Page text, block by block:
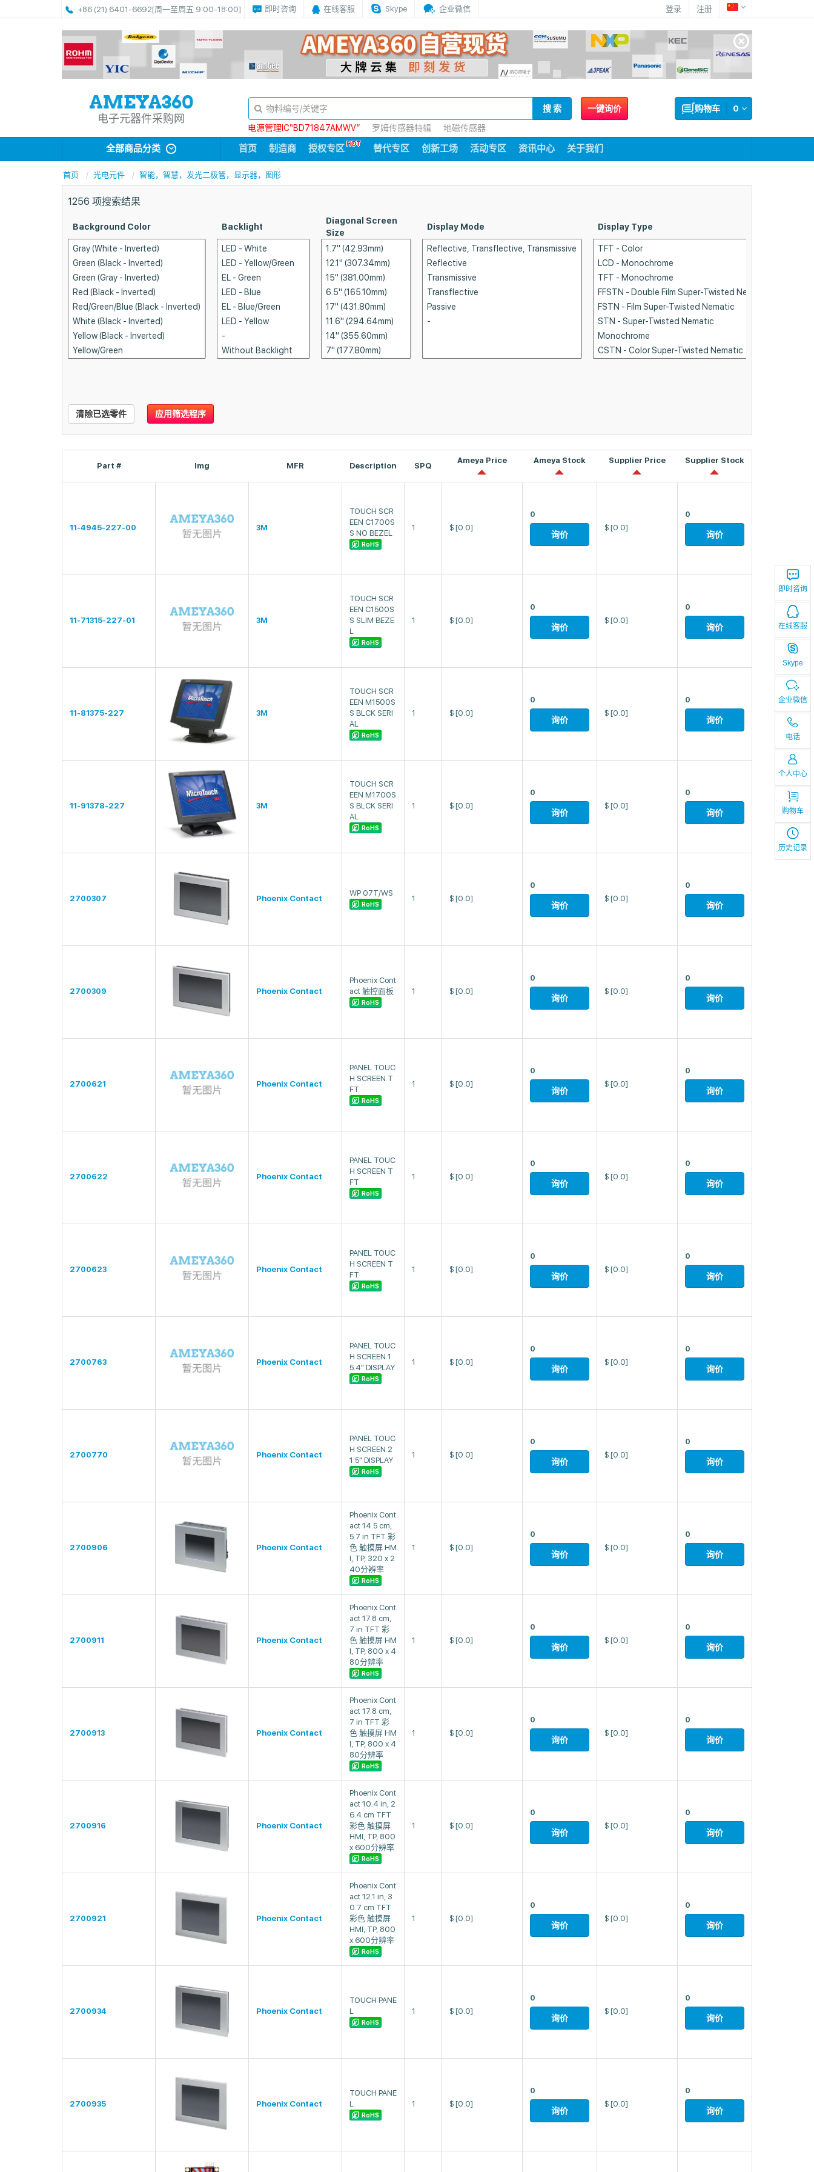
+86 (21) 6401-6692[周一至周五 9:00-18:00] 即时咨询 在线客服 Skype 企业微信 登录 注册
即时咨询
在线客服
Skype
企业微信
电话
个人中心
购物车
历史记录
电子元器件采购网
一键询价 0
购物车
搜 索
电源管理IC“BD71847AMWV”
罗姆传感器特辑 地磁传感器
全部商品分类 首页 制造商 授权专区 替代专区 创新工场 活动专区 资讯中心 关于我们
首页 光电元件 智能，智慧，发光二极管，显示器，图形
1256 项搜索结果
Background Color Backlight
Diagonal Screen
Size
Display Mode Display Type
清除已选零件 应用筛选程序
Part # Img MFR Description SPQ
Ameya Price Ameya Stock Supplier Price Supplier Stock
11-4945-227-00 3M
TOUCH SCR
EEN C1700S
S NO BEZEL
RoHS
1 $ [0.0]
0
询价
$ [0.0]
0
询价
11-71315-227-01 3M
TOUCH SCR
EEN C1500S
S SLIM BEZE
L
RoHS
1 $ [0.0]
0
询价
$ [0.0]
0
询价
11-81375-227 3M
TOUCH SCR
EEN M1500S
S BLCK SERI
AL
RoHS
1 $ [0.0]
0
询价
$ [0.0]
0
询价
11-91378-227 3M
TOUCH SCR
EEN M1700S
S BLCK SERI
AL
RoHS
1 $ [0.0]
0
询价
$ [0.0]
0
询价
2700307 Phoenix Contact
WP 07T/WS
RoHS
1 $ [0.0]
0
询价
$ [0.0]
0
询价
2700309 Phoenix Contact
Phoenix Cont
act 触控面板
RoHS
1 $ [0.0]
0
询价
$ [0.0]
0
询价
2700621 Phoenix Contact
PANEL TOUC
H SCREEN T
FT
RoHS
1 $ [0.0]
0
询价
$ [0.0]
0
询价
2700622 Phoenix Contact
PANEL TOUC
H SCREEN T
FT
RoHS
1 $ [0.0]
0
询价
$ [0.0]
0
询价
2700623 Phoenix Contact
PANEL TOUC
H SCREEN T
FT
RoHS
1 $ [0.0]
0
询价
$ [0.0]
0
询价
2700763 Phoenix Contact
PANEL TOUC
H SCREEN 1
5.4" DISPLAY
RoHS
1 $ [0.0]
0
询价
$ [0.0]
0
询价
2700770 Phoenix Contact
PANEL TOUC
H SCREEN 2
1.5" DISPLAY
RoHS
1 $ [0.0]
0
询价
$ [0.0]
0
询价
2700906 Phoenix Contact
Phoenix Cont
act 14.5 cm,
5.7 in TFT 彩
色 触摸屏 HM
I, TP, 320 x 2
40分辨率
RoHS
1 $ [0.0]
0
询价
$ [0.0]
0
询价
2700911 Phoenix Contact
Phoenix Cont
act 17.8 cm,
7 in TFT 彩
色 触摸屏 HM
I, TP, 800 x 4
80分辨率
RoHS
1 $ [0.0]
0
询价
$ [0.0]
0
询价
2700913 Phoenix Contact
Phoenix Cont
act 17.8 cm,
7 in TFT 彩
色 触摸屏 HM
I, TP, 800 x 4
80分辨率
RoHS
1 $ [0.0]
0
询价
$ [0.0]
0
询价
2700916 Phoenix Contact
Phoenix Cont
act 10.4 in, 2
6.4 cm TFT
彩色 触摸屏
HMI, TP, 800
x 600分辨率
RoHS
1 $ [0.0]
0
询价
$ [0.0]
0
询价
2700921 Phoenix Contact
Phoenix Cont
act 12.1 in, 3
0.7 cm TFT
彩色 触摸屏
HMI, TP, 800
x 600分辨率
RoHS
1 $ [0.0]
0
询价
$ [0.0]
0
询价
2700934 Phoenix Contact
TOUCH PANE
L
RoHS
1 $ [0.0]
0
询价
$ [0.0]
0
询价
2700935 Phoenix Contact
TOUCH PANE
L
RoHS
1 $ [0.0]
0
询价
$ [0.0]
0
询价